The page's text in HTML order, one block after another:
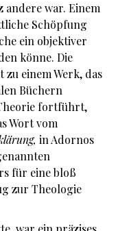
andere war. Einem
Schöpfung
ein objektiver
könne. Die
zu einem Werk, das
Büchern
fortführt,
Wort vom
in Adornos
für eine bloß
zur Theologie